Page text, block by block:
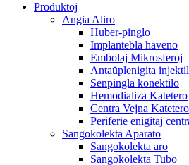
Produktoj
Angia Aliro
Huber-pinglo
Implantebla haveno
Embolaj Mikrosferoj
Antaŭplenigita
Senpingla konektilo
Hemodializa Katetero
Centra Vejna Katetero
Periferie enigitaj
Sangokolekta Aparato
Sangokolekta aro
Sangokolekta Tubo